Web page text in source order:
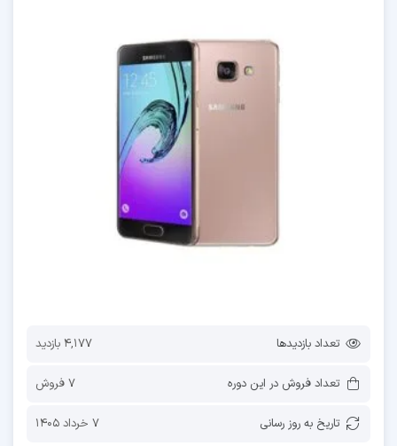
تعداد بازدیدها 4,177 بازدید
تعداد فروش در این دوره 7 فروش
تاریخ به روز رسانی 7 خرداد 1405